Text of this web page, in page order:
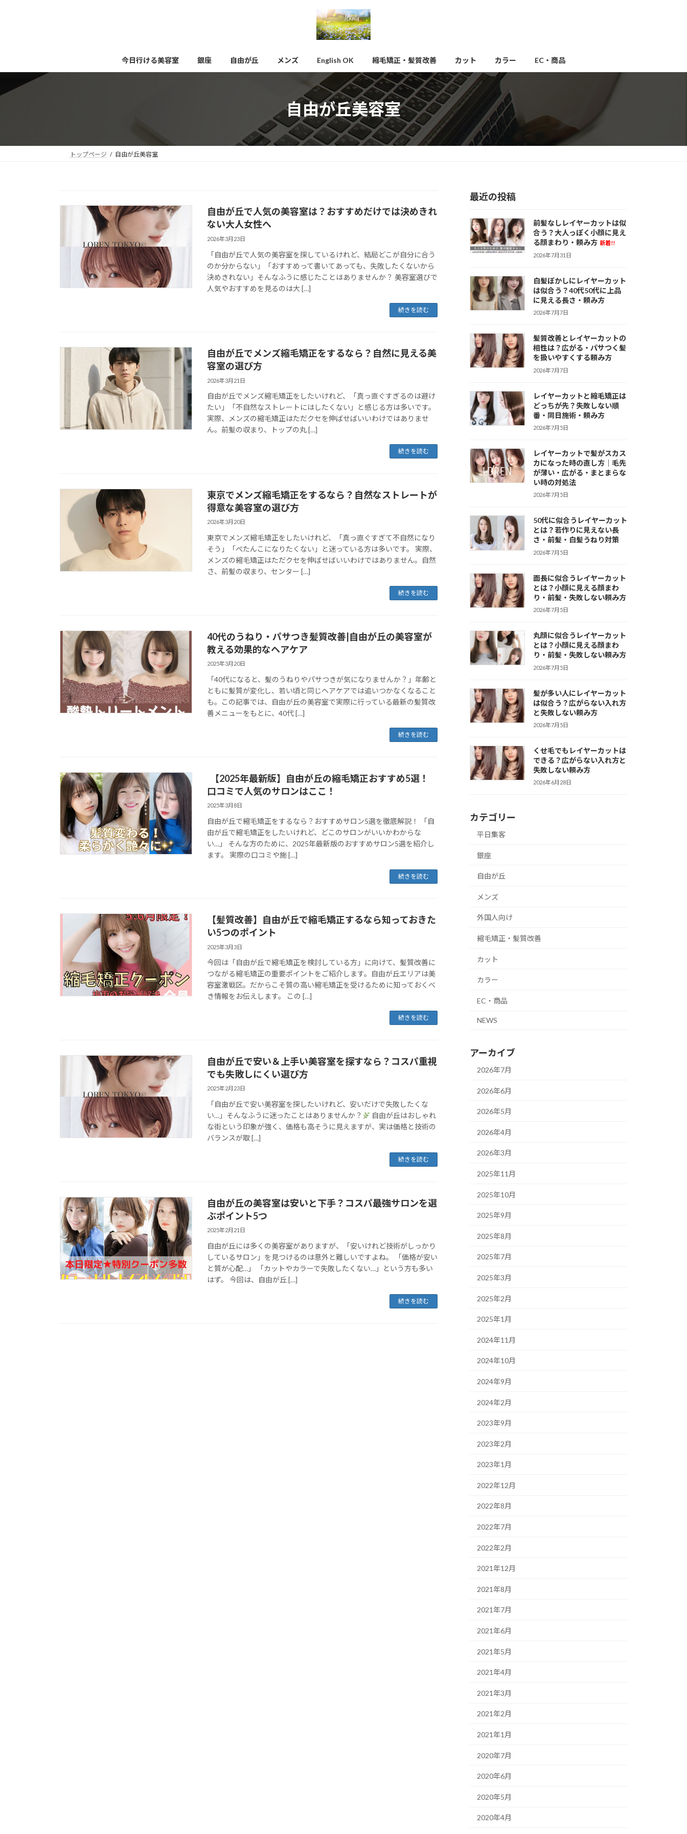
キ
に
今日行ける美容室 銀座 自由が丘 メンズ English OK 縮毛矯正・髪質改善 カット カラー EC・商品
自由が丘美容室
トップページ 自由が丘美容室
自由が丘で人気の美容室は？おすすめだけでは決めきれ
ない大人女性へ
2026年3月23日
「自由が丘で人気の美容室を探しているけれど、結局どこが自分に合う
のか分からない」「おすすめって書いてあっても、失敗したくないから
決めきれない」そんなふうに感じたことはありませんか？ 美容室選びで
人気やおすすめを見るのは大 […]
続きを読む
自由が丘でメンズ縮毛矯正をするなら？自然に見える美
容室の選び方
2026年3月21日
自由が丘でメンズ縮毛矯正をしたいけれど、「真っ直ぐすぎるのは避け
たい」「不自然なストレートにはしたくない」と感じる方は多いです。
実際、メンズの縮毛矯正はただクセを伸ばせばいいわけではありませ
ん。前髪の収まり、トップの丸 […]
続きを読む
東京でメンズ縮毛矯正をするなら？自然なストレートが
得意な美容室の選び方
2026年3月20日
東京でメンズ縮毛矯正をしたいけれど、「真っ直ぐすぎて不自然になり
そう」「ぺたんこになりたくない」と迷っている方は多いです。 実際、
メンズの縮毛矯正はただクセを伸ばせばいいわけではありません。自然
さ、前髪の収まり、センター […]
続きを読む
40代のうねり・パサつき髪質改善|自由が丘の美容室が
教える効果的なヘアケア
2025年3月20日
「40代になると、髪のうねりやパサつきが気になりませんか？」年齢と
ともに髪質が変化し、若い頃と同じヘアケアでは追いつかなくなること
も。この記事では、自由が丘の美容室で実際に行っている最新の髪質改
善メニューをもとに、40代 […]
続きを読む
【2025年最新版】自由が丘の縮毛矯正おすすめ5選！
口コミで人気のサロンはここ！
2025年3月8日
自由が丘で縮毛矯正をするなら？おすすめサロン5選を徹底解説！ 「自
由が丘で縮毛矯正をしたいけれど、どこのサロンがいいかわからな
い…」 そんな方のために、2025年最新版のおすすめサロン5選を紹介し
ます。 実際の口コミや施 […]
続きを読む
【髪質改善】自由が丘で縮毛矯正するなら知っておきた
い5つのポイント
2025年3月3日
今回は「自由が丘で縮毛矯正を検討している方」に向けて、髪質改善に
つながる縮毛矯正の重要ポイントをご紹介します。自由が丘エリアは美
容室激戦区。だからこそ質の高い縮毛矯正を受けるために知っておくべ
き情報をお伝えします。 この […]
続きを読む
自由が丘で安い＆上手い美容室を探すなら？コスパ重視
でも失敗しにくい選び方
2025年2月23日
「自由が丘で安い美容室を探したいけれど、安いだけで失敗したくな
い…」そんなふうに迷ったことはありませんか？
自由が丘はおしゃれ
な街という印象が強く、価格も高そうに見えますが、実は価格と技術の
バランスが取 […]
続きを読む
自由が丘の美容室は安いと下手？コスパ最強サロンを選
ぶポイント5つ
2025年2月21日
自由が丘には多くの美容室がありますが、「安いけれど技術がしっかり
しているサロン」を見つけるのは意外と難しいですよね。 「価格が安い
と質が心配…」 「カットやカラーで失敗したくない…」という方も多い
はず。 今回は、自由が丘 […]
続きを読む
最近の投稿
前髪なしレイヤーカットは似
合う？大人っぽく小顔に見え
る顔まわり・頼み方 新着!!
2026年7月31日
白髪ぼかしにレイヤーカット
は似合う？40代50代に上品
に見える長さ・頼み方
2026年7月7日
髪質改善とレイヤーカットの
相性は？広がる・パサつく髪
を扱いやすくする頼み方
2026年7月7日
レイヤーカットと縮毛矯正は
どっちが先？失敗しない順
番・同日施術・頼み方
2026年7月5日
レイヤーカットで髪がスカス
カになった時の直し方｜毛先
が薄い・広がる・まとまらな
い時の対処法
2026年7月5日
50代に似合うレイヤーカット
とは？若作りに見えない長
さ・前髪・白髪うねり対策
2026年7月5日
面長に似合うレイヤーカット
とは？小顔に見える顔まわ
り・前髪・失敗しない頼み方
2026年7月5日
丸顔に似合うレイヤーカット
とは？小顔に見える顔まわ
り・前髪・失敗しない頼み方
2026年7月5日
髪が多い人にレイヤーカット
は似合う？広がらない入れ方
と失敗しない頼み方
2026年7月5日
くせ毛でもレイヤーカットは
できる？広がらない入れ方と
失敗しない頼み方
2026年6月28日
カテゴリー
平日集客
銀座
自由が丘
メンズ
外国人向け
縮毛矯正・髪質改善
カット
カラー
EC・商品
NEWS
アーカイブ
2026年7月
2026年6月
2026年5月
2026年4月
2026年3月
2025年11月
2025年10月
2025年9月
2025年8月
2025年7月
2025年3月
2025年2月
2025年1月
2024年11月
2024年10月
2024年9月
2024年2月
2023年9月
2023年2月
2023年1月
2022年12月
2022年8月
2022年7月
2022年2月
2021年12月
2021年8月
2021年7月
2021年6月
2021年5月
2021年4月
2021年3月
2021年2月
2021年1月
2020年7月
2020年6月
2020年5月
2020年4月